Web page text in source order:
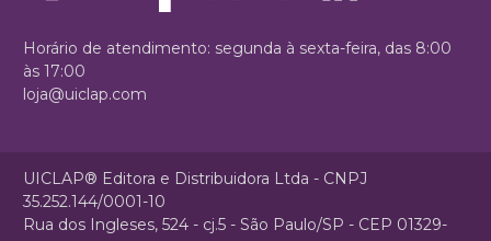
Horário de atendimento: segunda à sexta-feira, das 8:00
às 17:00
loja@uiclap.com
UICLAP® Editora e Distribuidora Ltda - CNPJ
35.252.144/0001-10
Rua dos Ingleses, 524 - cj.5 - São Paulo/SP - CEP 01329-